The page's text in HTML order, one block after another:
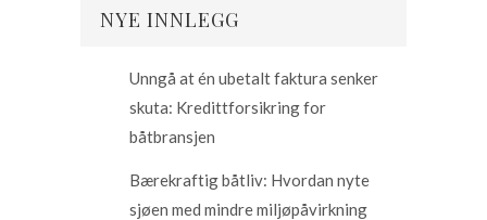
NYE INNLEGG
Unngå at én ubetalt faktura senker
skuta: Kredittforsikring for
båtbransjen
Bærekraftig båtliv: Hvordan nyte
sjøen med mindre miljøpåvirkning